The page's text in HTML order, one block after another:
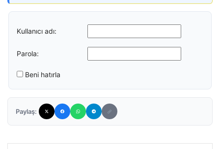
Kullanıcı adı:
Parola:
Beni hatırla
Paylaş: